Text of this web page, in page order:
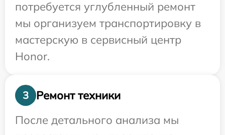
потребуется углубленный ремонт
мы организуем транспортировку в
мастерскую в сервисный центр
Honor.
3
Ремонт техники
После детального анализа мы